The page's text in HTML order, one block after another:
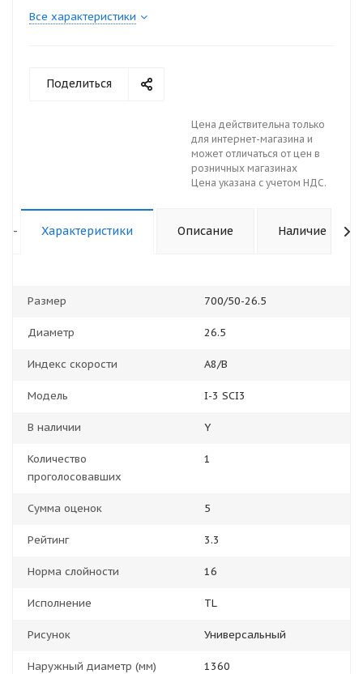
Все характеристики
Поделиться
Цена действительна только
для интернет-магазина и
может отличаться от цен в
розничных магазинах
Цена указана с учетом НДС.
- Характеристики Описание Наличие
Размер 700/50-26.5
Диаметр 26.5
Индекс скорости A8/B
Модель I-3 SCI3
В наличии Y
Количество
проголосовавших
1
Сумма оценок 5
Рейтинг 3.3
Норма слойности 16
Исполнение TL
Рисунок Универсальный
Наружный диаметр (мм) 1360